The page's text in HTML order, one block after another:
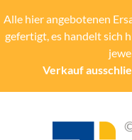
Alle hier angebotenen
gefertigt, es handelt sich
Verkauf